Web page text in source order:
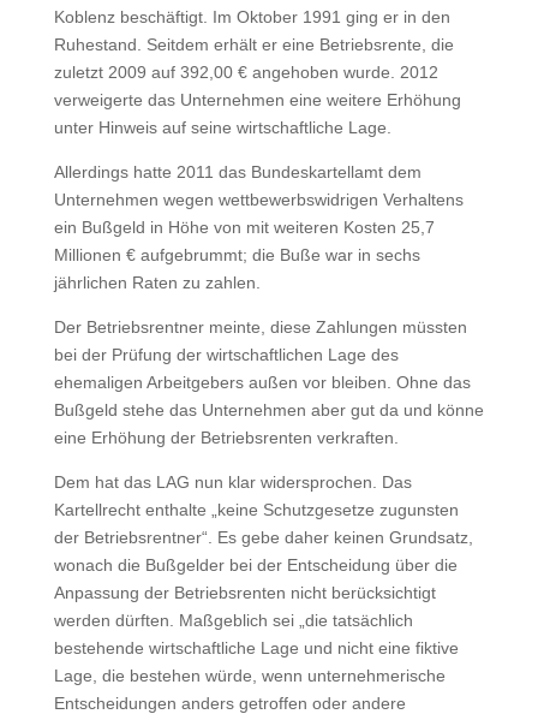
Koblenz beschäftigt. Im Oktober 1991 ging er in den
Ruhestand. Seitdem erhält er eine Betriebsrente, die
zuletzt 2009 auf 392,00 € angehoben wurde. 2012
verweigerte das Unternehmen eine weitere Erhöhung
unter Hinweis auf seine wirtschaftliche Lage.
Allerdings hatte 2011 das Bundeskartellamt dem
Unternehmen wegen wettbewerbswidrigen Verhaltens
ein Bußgeld in Höhe von mit weiteren Kosten 25,7
Millionen € aufgebrummt; die Buße war in sechs
jährlichen Raten zu zahlen.
Der Betriebsrentner meinte, diese Zahlungen müssten
bei der Prüfung der wirtschaftlichen Lage des
ehemaligen Arbeitgebers außen vor bleiben. Ohne das
Bußgeld stehe das Unternehmen aber gut da und könne
eine Erhöhung der Betriebsrenten verkraften.
Dem hat das LAG nun klar widersprochen. Das
Kartellrecht enthalte „keine Schutzgesetze zugunsten
der Betriebsrentner“. Es gebe daher keinen Grundsatz,
wonach die Bußgelder bei der Entscheidung über die
Anpassung der Betriebsrenten nicht berücksichtigt
werden dürften. Maßgeblich sei „die tatsächlich
bestehende wirtschaftliche Lage und nicht eine fiktive
Lage, die bestehen würde, wenn unternehmerische
Entscheidungen anders getroffen oder andere